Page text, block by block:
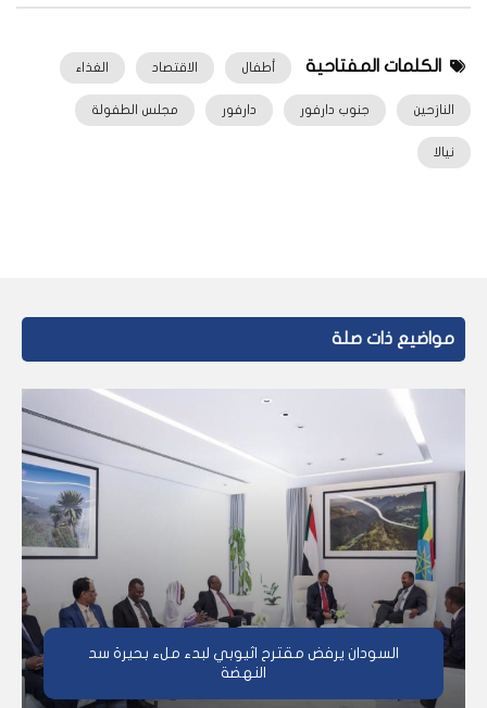
الكلمات المفتاحية أطفال الاقتصاد الغذاء
النازحين جنوب دارفور دارفور مجلس الطفولة
نيالا
مواضيع ذات صلة
السودان يرفض مقترح اثيوبي لبدء ملء بحيرة سد
النهضة